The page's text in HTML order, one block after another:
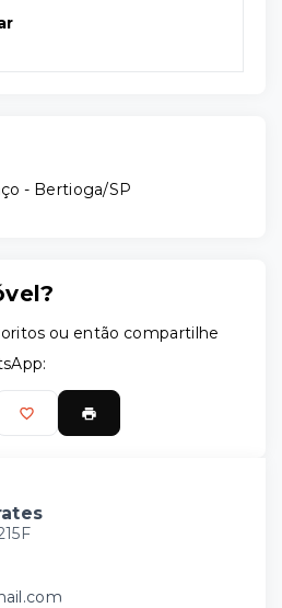
- Bertioga/SP
ou então compartilhe